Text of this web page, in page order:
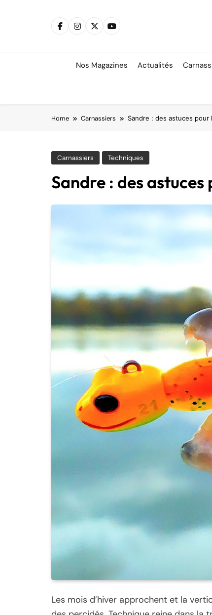
Nos Magazines Actualités
Home Carnassiers Sandre : des astuces pour
Carnassiers Techniques
Sandre : des
Les mois d’hiver approchent et la